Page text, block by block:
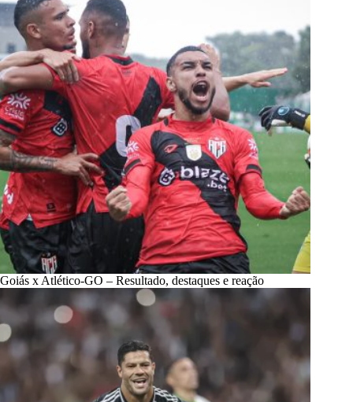
Goiás x Atlético-GO – Resultado, destaques e reação